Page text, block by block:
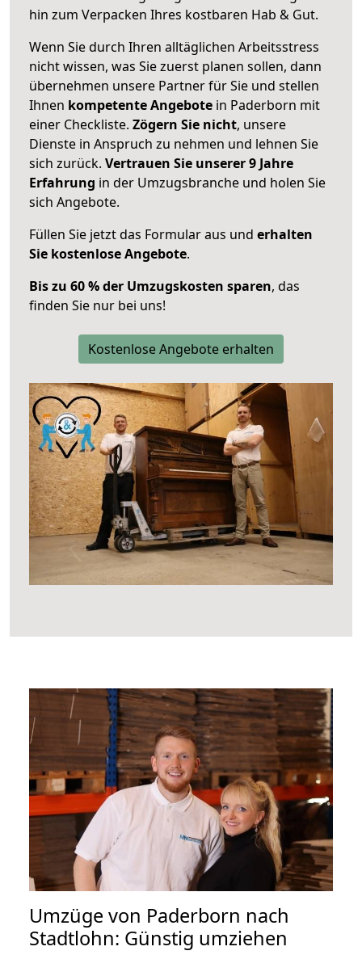
hin zum Verpacken Ihres kostbaren Hab & Gut.
Wenn Sie durch Ihren alltäglichen Arbeitsstress
nicht wissen, was Sie zuerst planen sollen, dann
übernehmen unsere Partner für Sie und stellen
Ihnen kompetente Angebote in Paderborn mit
einer Checkliste. Zögern Sie nicht, unsere
Dienste in Anspruch zu nehmen und lehnen Sie
sich zurück. Vertrauen Sie unserer 9 Jahre
Erfahrung in der Umzugsbranche und holen Sie
sich Angebote.
Füllen Sie jetzt das Formular aus und erhalten
Sie kostenlose Angebote.
Bis zu 60 % der Umzugskosten sparen, das
finden Sie nur bei uns!
Kostenlose Angebote erhalten
Umzüge von Paderborn nach
Stadtlohn: Günstig umziehen